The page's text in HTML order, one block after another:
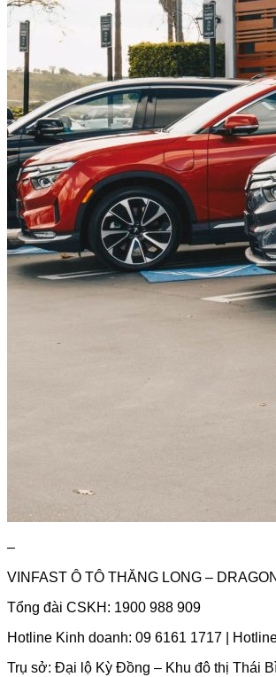
Xe máy điện
Cao cấp
Trung cấp
Phổ thông
–
VINFAST Ô TÔ THĂNG LONG –
Tổng đài CSKH: 1900 988 909
Hotline Kinh doanh: 09 6161 1717 |
Trụ sở: Đại lộ Kỳ Đồng – Khu đô thị Thái